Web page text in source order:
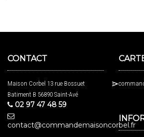
CONTACT
Maison Corbel 13 rue Bossuet
Batiment B 56890 Saint-Avé
02 97 47 48 59
contact@commandemaisoncorbel.fr